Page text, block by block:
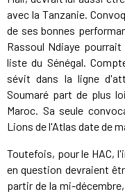
avec la Tanzanie.
de ses bonnes
Rassoul Ndiaye
liste du Sénégal.
sévit dans la ligne
Soumaré part de plus
Maroc. Sa seule
Lions de l'Atlas date de
Toutefois, pour le HAC,
en question devraient
partir de la mi-